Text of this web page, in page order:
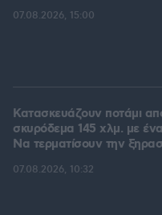
07.08.2026, 15:00
Κατασκευάζουν ποτάμι
σκυρόδεμα 145 χλμ. με
Να τερματίσουν την
07.08.2026, 10:32